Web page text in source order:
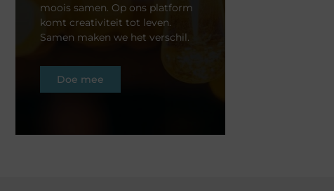
moois samen. Op ons platform
komt creativiteit tot leven.
Samen maken we het verschil.
Doe mee